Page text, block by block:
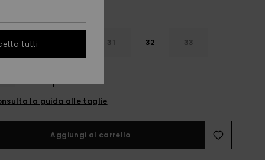
29 31 32 33
la guida alle taglie
Aggiungi al carrello
tutti